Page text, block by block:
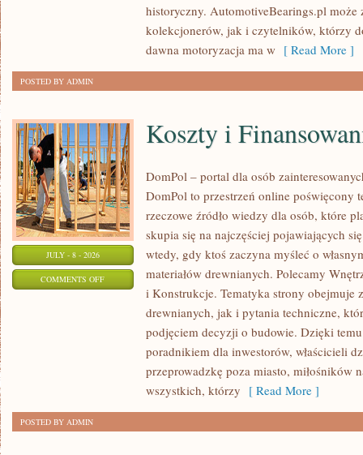
historyczny. AutomotiveBearings.pl może
kolekcjonerów, jak i czytelników, którzy
dawna motoryzacja ma w [ Read More ]
POSTED BY ADMIN
JULY - 8 - 2026
COMMENTS OFFON
FINANSOWANIE
Koszty i
DomPol – portal dla osób
DomPol to przestrzeń online poświęcony
rzeczowe źródło wiedzy dla osób, które
skupia się na najczęściej pojawiających
wtedy, gdy ktoś zaczyna myśleć o
materiałów drewnianych. Polecamy
i Konstrukcje. Tematyka strony obejmuje
drewnianych, jak i pytania techniczne,
podjęciem decyzji o budowie. Dzięki
poradnikiem dla inwestorów, właścicieli
przeprowadzkę poza miasto, miłośników
wszystkich, którzy [ Read More ]
POSTED BY ADMIN